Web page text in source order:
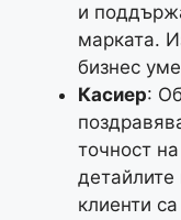
и
марката.
бизнес
Касиер:
точност
клиенти